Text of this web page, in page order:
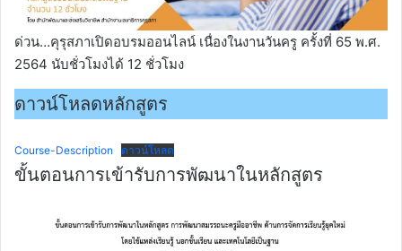
ด่วน…คุรุสภาเปิดอบรมออนไลน์ เนื่องในงานวันครู ครั้งที่ 65 พ.ศ.
2564 นับชั่วโมงได้ 12 ชั่วโมง
ดาวน์โหลดหลักสูตร
Course-Description ดาวน์โหลด
ขั้นตอนการเข้ารับการพัฒนาในหลักสูตร